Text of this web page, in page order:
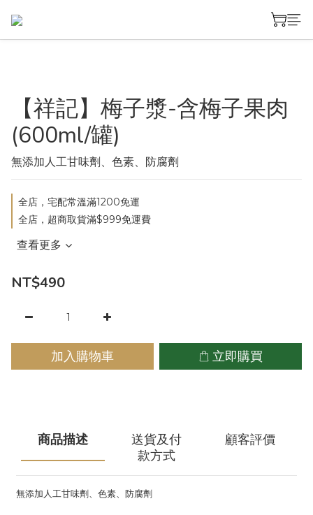
【祥記】梅子漿-含梅子果肉
(600ml/罐)
無添加人工甘味劑、色素、防腐劑
全店，宅配常溫滿1200免運
全店，超商取貨滿$999免運費
查看更多
NT$490
加入購物車 立即購買
商品描述
送貨及付
款方式
顧客評價
無添加人工甘味劑、色素、防腐劑